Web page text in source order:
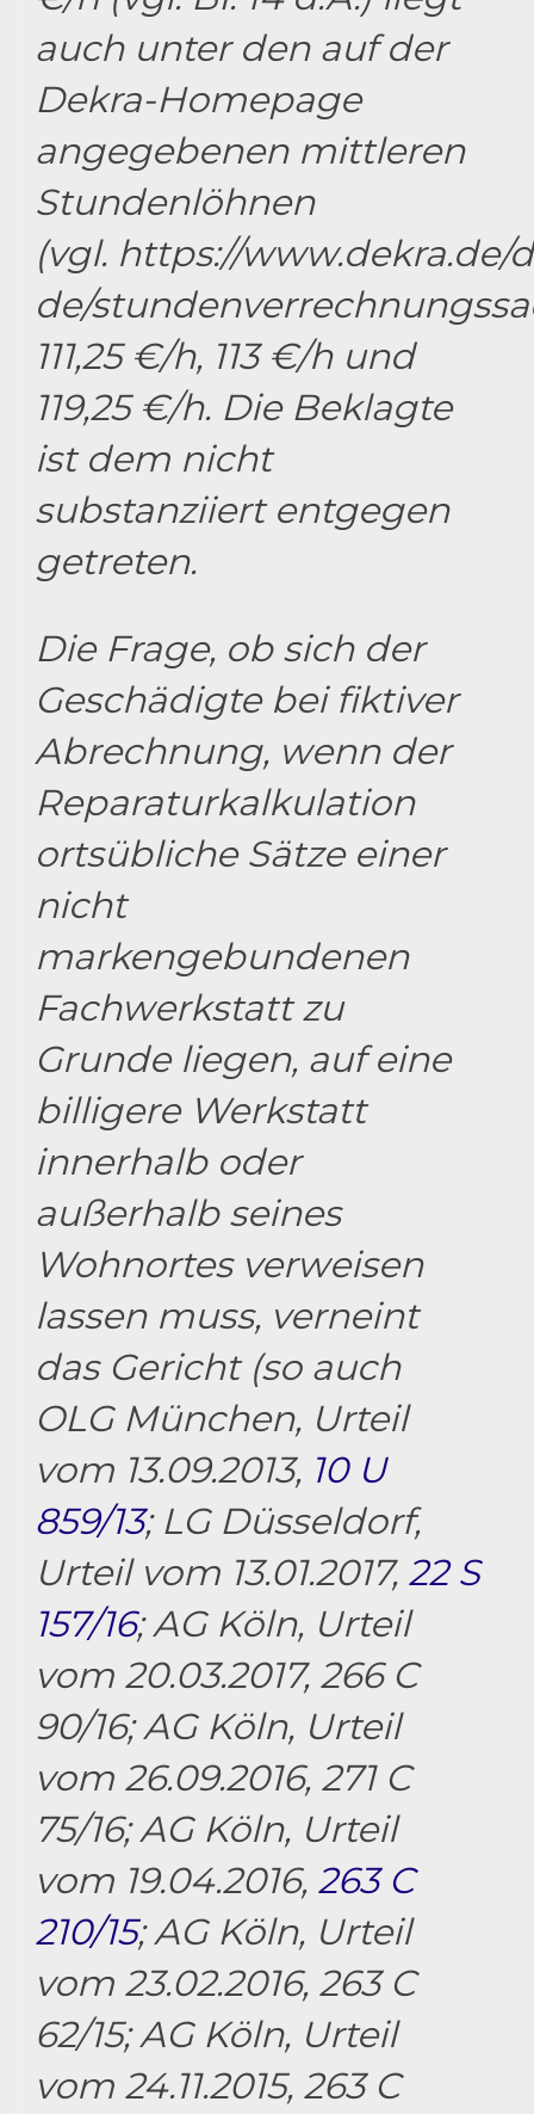
auch unter den auf der
Dekra-Homepage
angegebenen mittleren
Stundenlöhnen
(vgl. https://www.dekra.de/
de/
111,25 €/h, 113 €/h und
119,25 €/h. Die Beklagte
ist dem nicht
substanziiert entgegen
getreten.
Die Frage, ob sich der
Geschädigte bei fiktiver
Abrechnung, wenn der
Reparaturkalkulation
ortsübliche Sätze einer
nicht
markengebundenen
Fachwerkstatt zu
Grunde liegen, auf eine
billigere Werkstatt
innerhalb oder
außerhalb seines
Wohnortes verweisen
lassen muss, verneint
das Gericht (so auch
OLG München, Urteil
vom 13.09.2013, 10 U
859/13; LG Düsseldorf,
Urteil vom 13.01.2017, 22 S
157/16; AG Köln, Urteil
vom 20.03.2017, 266 C
90/16; AG Köln, Urteil
vom 26.09.2016, 271 C
75/16; AG Köln, Urteil
vom 19.04.2016, 263 C
210/15; AG Köln, Urteil
vom 23.02.2016, 263 C
62/15; AG Köln, Urteil
vom 24.11.2015, 263 C